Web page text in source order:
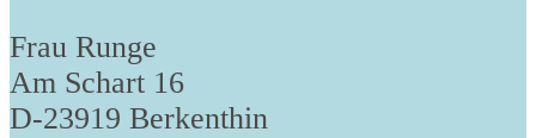
Frau Runge
Am Schart 16
D-23919 Berkenthin